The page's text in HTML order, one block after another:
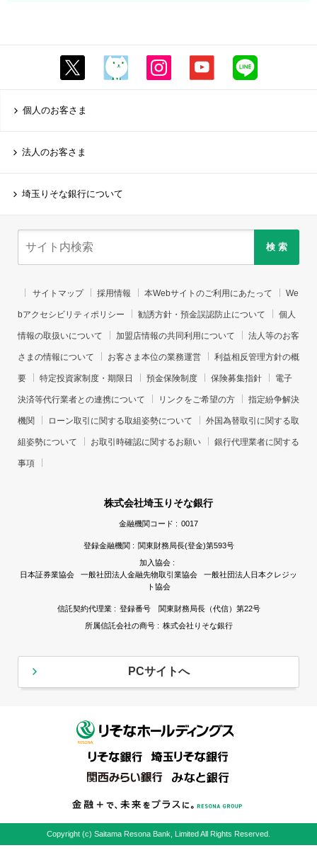
個人のお客さま
法人のお客さま
埼玉りそな銀行について
検 索
サイトマップ 採用情報 本Webサイトのご利用にあたって We
bアクセシビリティポリシー 勧誘方針・預金誤認防止について 個人
情報の取扱いについて 加盟店情報の共同利用について 法人等のお客
さまの情報について お客さま本位の業務運営 利益相反管理方針の概
要 特定投資家制度・期限日 預金保険制度 保険募集指針 電子
決済等代行業者との連携について リンクをご希望の方 指定紛争解決
機関 ローン取引に関する取組姿勢について 外国為替取引に関する取
組姿勢について お取引時確認に関するお願い 銀行代理業者に関する
事項
株式会社埼玉りそな銀行
金融機関コード : 0017
登録金融機関 : 関東財務局長(登金)第593号
加入協会 :
日本証券業協会 一般社団法人金融先物取引業協会 一般社団法人日本クレジッ
ト協会
信託契約代理業 : 登録番号 関東財務局長（代信）第22号
所属信託会社の商号 : 株式会社りそな銀行
PCサイトへ
Copyright (c) Saitama Resona Bank, Limited All Rights Reserved.